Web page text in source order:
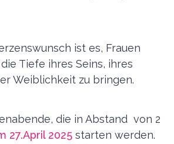
ist es, Frauen
Tiefe ihres Seins, ihres
Weiblichkeit zu bringen.
die in Abstand von 2
27.April 2025 starten werden.